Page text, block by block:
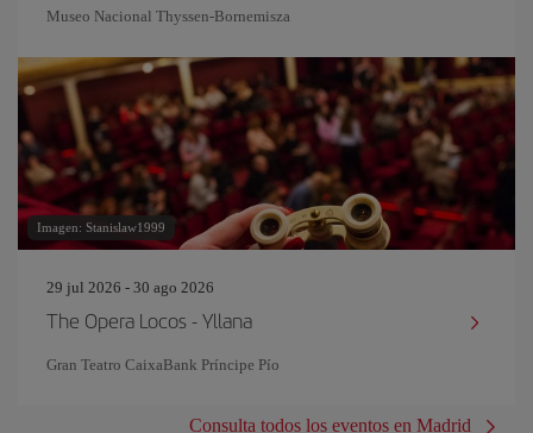
Museo Nacional Thyssen-Bornemisza
Imagen: Stanislaw1999
29 jul 2026 - 30 ago 2026
The Opera Locos - Yllana
Gran Teatro CaixaBank Príncipe Pío
Consulta todos los eventos en Madrid